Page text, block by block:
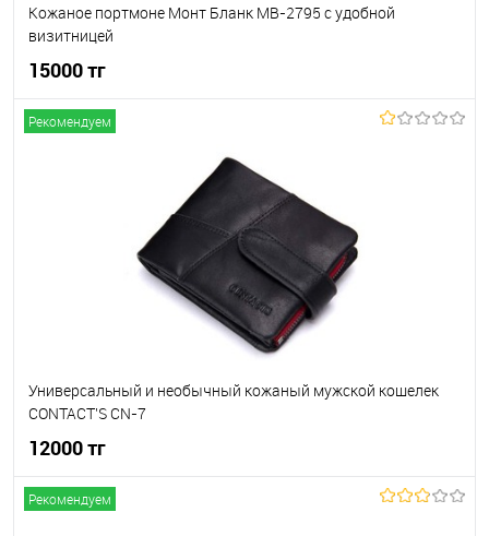
Кожаное портмоне Монт Бланк MB-2795 c удобной
визитницей
15000 тг
В наличии
Рекомендуем
Универсальный и необычный кожаный мужской кошелек
CONTACT'S CN-7
12000 тг
Рекомендуем